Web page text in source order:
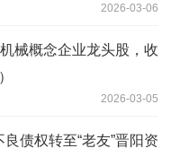
2026-03-06
械概念企业龙头股，收
2026-03-05
债权转至“老友”晋阳资